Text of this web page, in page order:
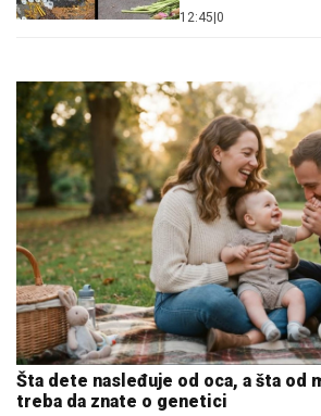
12:45 0
Šta dete nasleđuje od oca, a šta od
treba da znate o genetici